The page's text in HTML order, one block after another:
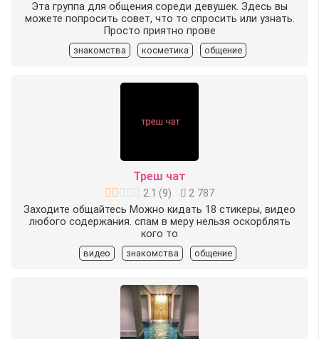
Эта группа для общения сореди девушек. Здесь вы
можете попросить совет, что то спросить или узнать.
Просто приятно прове
знакомства косметика общение
Треш чат
2.1 (9)
2 787
Заходите общайтесь Можно кидать 18 стикеры, видео
любого содержания. спам в меру нельзя оскорблять
кого то
видео знакомства общение